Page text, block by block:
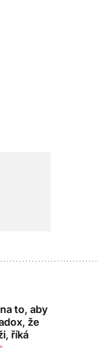
to, aby
že
říká